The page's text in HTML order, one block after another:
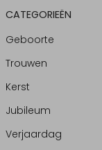
CATEGORIEËN
Geboorte
Trouwen
Kerst
Jubileum
Verjaardag